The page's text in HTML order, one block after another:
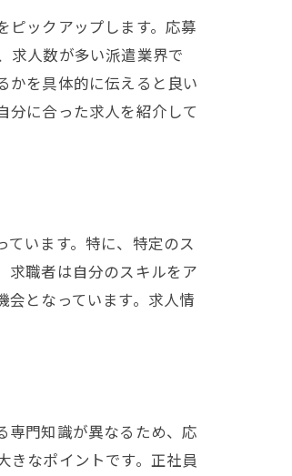
ピックアップします。応募
求人数が多い派遣業界で
かを具体的に伝えると良い
分に合った求人を紹介して
います。特に、特定のス
求職者は自分のスキルをア
となっています。求人情
専門知識が異なるため、応
きなポイントです。正社員